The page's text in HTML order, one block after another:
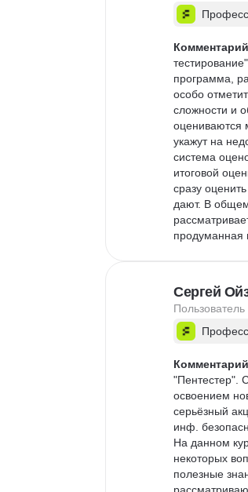
программа,
особо
сложности и
оцениваются
укажут на
система
итоговой
сразу
дают. В
продуманная
Сергей
Пользователь
"Пентестер".
освоением
серьёзный
инф.
На данном
некоторых
полезные